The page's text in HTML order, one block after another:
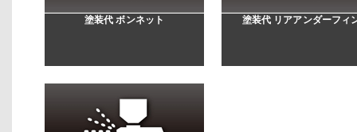
塗装代 ボンネット 塗装代 リアアンダーフィ